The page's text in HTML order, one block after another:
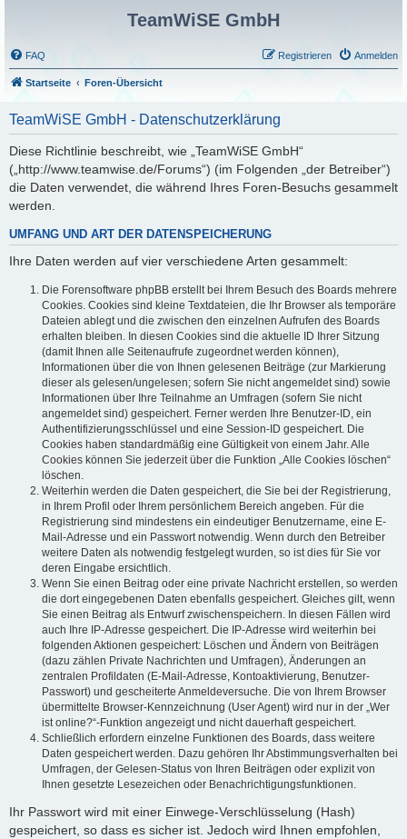
TeamWiSE GmbH
FAQ Anmelden
Registrieren
Startseite Foren-Übersicht
TeamWiSE GmbH - Datenschutzerklärung
Diese Richtlinie beschreibt, wie „TeamWiSE GmbH“
(„http://www.teamwise.de/Forums“) (im Folgenden „der Betreiber“)
die Daten verwendet, die während Ihres Foren-Besuchs gesammelt
werden.
UMFANG UND ART DER DATENSPEICHERUNG
Ihre Daten werden auf vier verschiedene Arten gesammelt:
Die Forensoftware phpBB erstellt bei Ihrem Besuch des Boards mehrere
Cookies. Cookies sind kleine Textdateien, die Ihr Browser als temporäre
Dateien ablegt und die zwischen den einzelnen Aufrufen des Boards
erhalten bleiben. In diesen Cookies sind die aktuelle ID Ihrer Sitzung
(damit Ihnen alle Seitenaufrufe zugeordnet werden können),
Informationen über die von Ihnen gelesenen Beiträge (zur Markierung
dieser als gelesen/ungelesen; sofern Sie nicht angemeldet sind) sowie
Informationen über Ihre Teilnahme an Umfragen (sofern Sie nicht
angemeldet sind) gespeichert. Ferner werden Ihre Benutzer-ID, ein
Authentifizierungsschlüssel und eine Session-ID gespeichert. Die
Cookies haben standardmäßig eine Gültigkeit von einem Jahr. Alle
Cookies können Sie jederzeit über die Funktion „Alle Cookies löschen“
löschen.
Weiterhin werden die Daten gespeichert, die Sie bei der Registrierung,
in Ihrem Profil oder Ihrem persönlichem Bereich angeben. Für die
Registrierung sind mindestens ein eindeutiger Benutzername, eine E-
Mail-Adresse und ein Passwort notwendig. Wenn durch den Betreiber
weitere Daten als notwendig festgelegt wurden, so ist dies für Sie vor
deren Eingabe ersichtlich.
Wenn Sie einen Beitrag oder eine private Nachricht erstellen, so werden
die dort eingegebenen Daten ebenfalls gespeichert. Gleiches gilt, wenn
Sie einen Beitrag als Entwurf zwischenspeichern. In diesen Fällen wird
auch Ihre IP-Adresse gespeichert. Die IP-Adresse wird weiterhin bei
folgenden Aktionen gespeichert: Löschen und Ändern von Beiträgen
(dazu zählen Private Nachrichten und Umfragen), Änderungen an
zentralen Profildaten (E-Mail-Adresse, Kontoaktivierung, Benutzer-
Passwort) und gescheiterte Anmeldeversuche. Die von Ihrem Browser
übermittelte Browser-Kennzeichnung (User Agent) wird nur in der „Wer
ist online?“-Funktion angezeigt und nicht dauerhaft gespeichert.
Schließlich erfordern einzelne Funktionen des Boards, dass weitere
Daten gespeichert werden. Dazu gehören Ihr Abstimmungsverhalten bei
Umfragen, der Gelesen-Status von Ihren Beiträgen oder explizit von
Ihnen gesetzte Lesezeichen oder Benachrichtigungsfunktionen.
Ihr Passwort wird mit einer Einwege-Verschlüsselung (Hash)
gespeichert, so dass es sicher ist. Jedoch wird Ihnen empfohlen,